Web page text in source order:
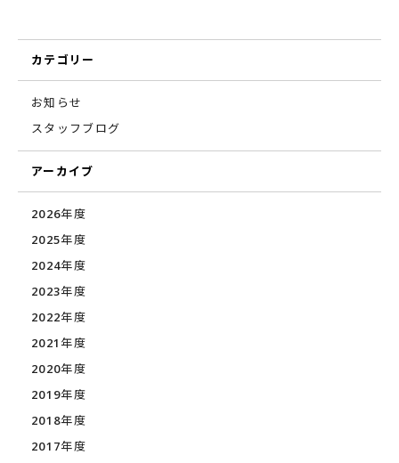
カテゴリー
お知らせ
スタッフブログ
アーカイブ
2026年度
2025年度
2024年度
2023年度
2022年度
2021年度
2020年度
2019年度
2018年度
2017年度